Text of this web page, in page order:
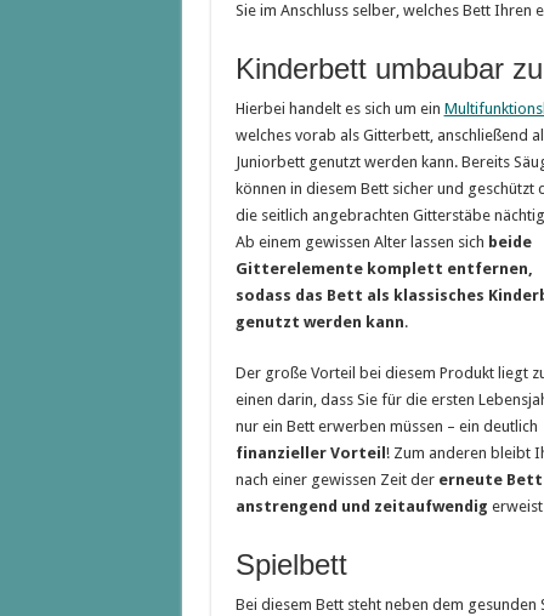
Sie im Anschluss selber, welches Bett
Kinderbett umbaubar
Hierbei handelt es sich um ein
welches vorab als Gitterbett, anschließend
Juniorbett genutzt werden kann. Bereits
können in diesem Bett sicher und geschützt
die seitlich angebrachten Gitterstäbe
Ab einem gewissen Alter lassen sich beide
Gitterelemente komplett entfernen,
sodass das Bett als klassisches
genutzt werden kann.
Der große Vorteil bei diesem Produkt liegt
einen darin, dass Sie für die ersten
nur ein Bett erwerben müssen – ein deutlich
finanzieller Vorteil ! Zum anderen bleibt
nach einer gewissen Zeit der erneute
anstrengend und zeitaufwendig
Spielbett
Bei diesem Bett steht neben dem gesunden